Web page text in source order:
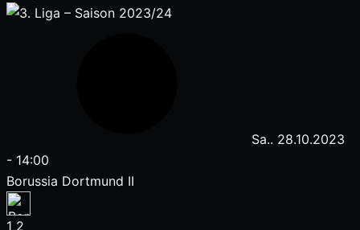
Sa.. 28.10.2023
- 14:00
Borussia Dortmund II
1 2